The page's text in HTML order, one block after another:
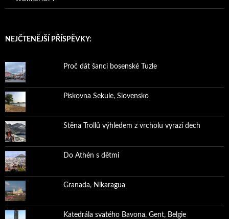
NEJČTENĚJŠÍ PŘÍSPĚVKY:
Proč dát šanci bosenské Tuzle
Pískovna Sekule, Slovensko
Stěna Trollů výhledem z vrcholu vyrazí dech
Do Athén s dětmi
Granada, Nikaragua
Katedrála svatého Bavona, Gent, Belgie